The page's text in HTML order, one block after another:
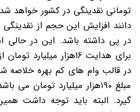
تومانی نقدینگی در کشور خواهد
دانند افزایش این حجم از
در پی داشته باشد. این در حالی
برای هدایت ۱۶هزار
در قالب وام های کم بهره خلاصه
مبلغ ۱۹۰هزار میلیارد تومان
گیرد. البته باید توجه داشت